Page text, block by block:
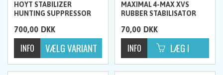
HOYT STABILIZER
HUNTING SUPPRESSOR
700,00 DKK
MAXIMAL 4-MAX XVS
RUBBER STABILISATOR
70,00 DKK